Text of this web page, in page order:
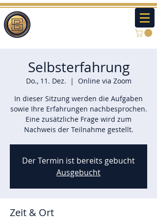
Selbsterfahrung
Do., 11. Dez.
  |
Online via Zoom
In dieser Sitzung werden die Aufgaben
sowie Ihre Erfahrungen nachbesprochen.
Eine zusätzliche Frage wird zum
Nachweis der Teilnahme gestellt.
Der Termin ist bereits gebucht
Ausgebucht
Zeit & Ort